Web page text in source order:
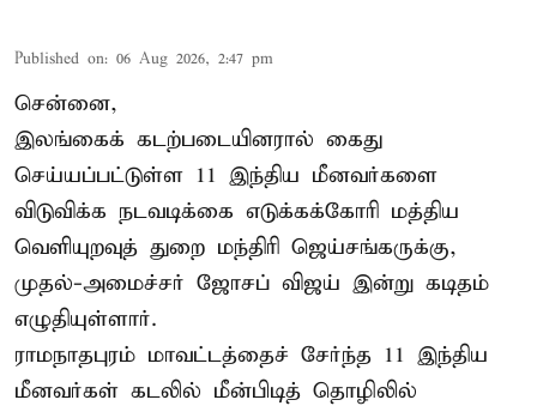
Published on: 06 Aug 2026, 2:47 pm
சென்னை,
இலங்கைக் கடற்படையினரால் கைது
செய்யப்பட்டுள்ள 11 இந்திய மீனவர்களை
விடுவிக்க நடவடிக்கை எடுக்கக்கோரி மத்திய
வெளியுறவுத் துறை மந்திரி ஜெய்சங்கருக்கு,
முதல்-அமைச்சர் ஜோசப் விஜய் இன்று கடிதம்
எழுதியுள்ளார்.
ராமநாதபுரம் மாவட்டத்தைச் சேர்ந்த 11 இந்திய
மீனவர்கள் கடலில் மீன்பிடித் தொழிலில்